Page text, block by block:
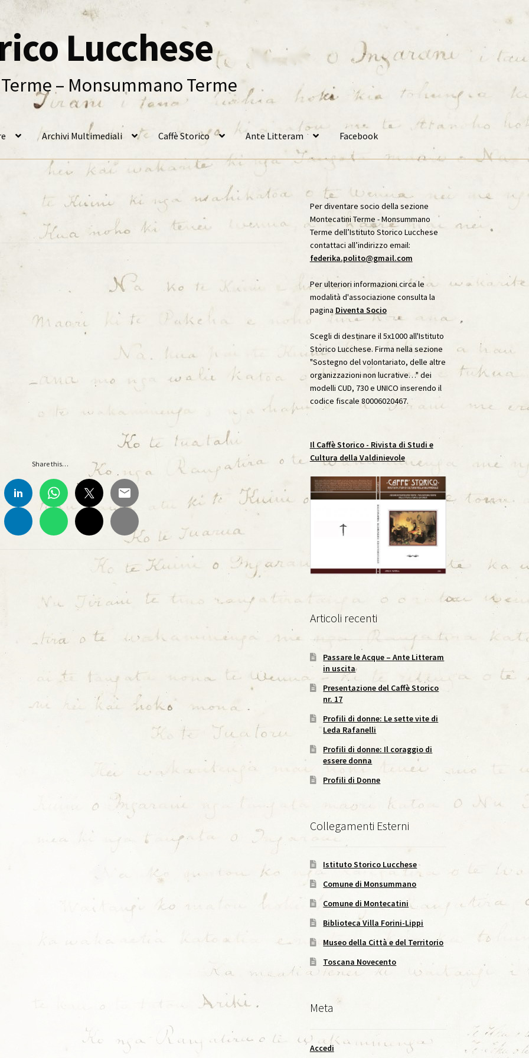
Lucchese
– Monsummano Terme
Archivi Multimediali Caffè Storico Ante Litteram Facebook
Ante Litteram, 1, 2018 Ante Litteram, 2, 2019
Biblioteca Caffè StoricoCaffè Storico, IX, Agosto 2020 Caffè Storico, VII, Settembre 2019
XI, 2021Caffè Storico, XII, 2022 Caffè Storico, XIV, 2023Caffè Storico, XIX, 2026
Caffè Storico, XVII, 2024
Le Carte Svelate – Pillole di MostraLoghi
Processo di Peer Review Tempi di Pubblicazione
Share this…
Per diventare socio della sezione
Montecatini Terme - Monsummano
Terme dell’Istituto Storico Lucchese
contattaci all’indirizzo email:
federika.polito@gmail.com
Per ulteriori informazioni circa le
modalità d'associazione consulta la
pagina Diventa Socio
Scegli di destinare il 5x1000 all'Istituto
Storico Lucchese. Firma nella sezione
"Sostegno del volontariato, delle altre
organizzazioni non lucrative…" dei
modelli CUD, 730 e UNICO inserendo il
codice fiscale 80006020467.
Il Caffè Storico- Rivista di Studi e
Cultura della Valdinievole
Articoli recenti
Passare le Acque – Ante Litteram
in uscita
Presentazione del Caffè Storico
nr. 17
Profili di donne: Le sette vite di
Leda Rafanelli
Profili di donne: Il coraggio di
essere donna
Profili di Donne
Collegamenti Esterni
Istituto Storico Lucchese
Comune di Monsummano
Comune di Montecatini
Biblioteca Villa Forini-Lippi
Museo della Città e del Territorio
Toscana Novecento
Meta
Accedi